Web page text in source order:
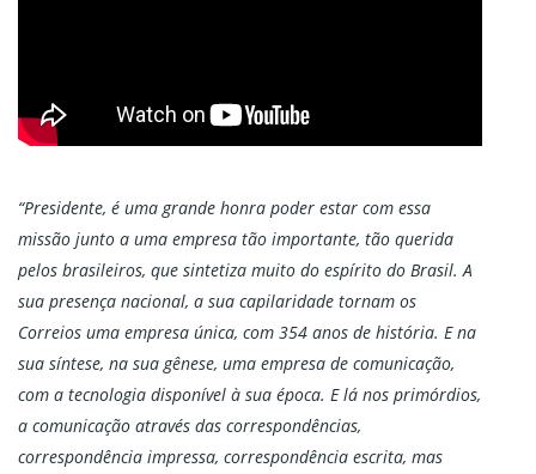
“Presidente, é uma grande honra poder estar com essa
missão junto a uma empresa tão importante, tão querida
pelos brasileiros, que sintetiza muito do espírito do Brasil. A
sua presença nacional, a sua capilaridade tornam os
Correios uma empresa única, com 354 anos de história. E na
sua síntese, na sua gênese, uma empresa de comunicação,
com a tecnologia disponível à sua época. E lá nos primórdios,
a comunicação através das correspondências,
correspondência impressa, correspondência escrita, mas